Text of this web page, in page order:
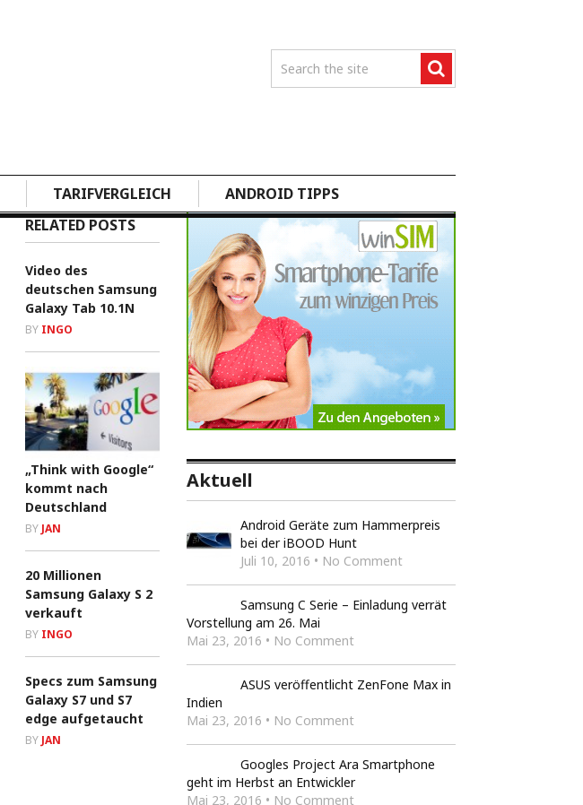
TARIFVERGLEICH ANDROID TIPPS
RELATED POSTS
Video des
deutschen Samsung
Galaxy Tab 10.1N
BY INGO
„Think with Google“
kommt nach
Deutschland
BY JAN
20 Millionen
Samsung Galaxy S 2
verkauft
BY INGO
Specs zum Samsung
Galaxy S7 und S7
edge aufgetaucht
BY JAN
Aktuell
Android Geräte zum Hammerpreis
bei der iBOOD Hunt
Juli 10, 2016 • No Comment
Samsung C Serie – Einladung verrät
Vorstellung am 26. Mai
Mai 23, 2016 • No Comment
ASUS veröffentlicht ZenFone Max in
Indien
Mai 23, 2016 • No Comment
Googles Project Ara Smartphone
geht im Herbst an Entwickler
Mai 23, 2016 • No Comment